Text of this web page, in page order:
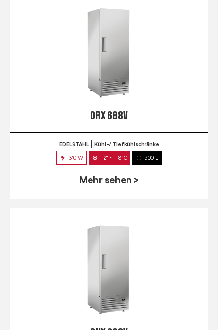
QRX 688V
EDELSTAHL Kühl-/ Tiefkühlschränke
310 W -2° ~ +8°C 600 L
Mehr sehen >